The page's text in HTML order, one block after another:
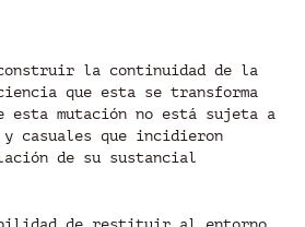
la continuidad de la
que esta se transforma
esta mutación no está sujeta a
casuales que incidieron
de su sustancial